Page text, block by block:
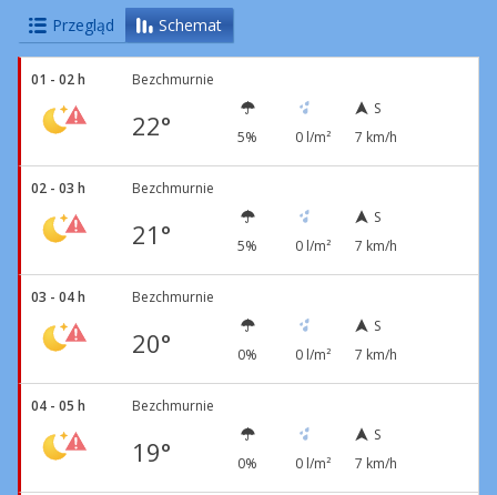
Przegląd Schemat
01 - 02 h Bezchmurnie
22° 5% 0 l/m²
S
7 km/h
02 - 03 h Bezchmurnie
21° 5% 0 l/m²
S
7 km/h
03 - 04 h Bezchmurnie
20° 0% 0 l/m²
S
7 km/h
04 - 05 h Bezchmurnie
19° 0% 0 l/m²
S
7 km/h